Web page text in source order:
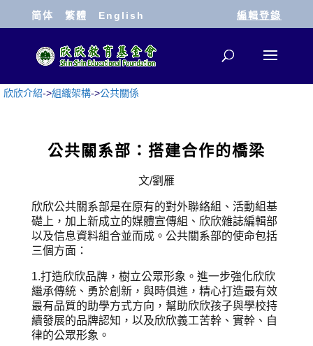
简体 繁體 English 編輯登錄
欣欣介紹->組織架構->公共關係
公共關系部：搭建合作的橋梁
文/劉雁
欣欣公共關系部是在原有的對外聯絡組、活動組基
礎上，加上新成立的媒體宣傳組、欣欣雜誌編輯部
以及信息資料組合並而成。公共關系部的使命包括
三個方面：
1.打造欣欣品牌，樹立公眾形象。進一步強化欣欣
繼承傳統、勇於創新，與時俱進，精心打造最有效
最有品質的助學方式方向，幫助欣欣孩子與學校持
續發展的品牌認知，以及欣欣義工苦幹、實幹、自
律的公眾形象。